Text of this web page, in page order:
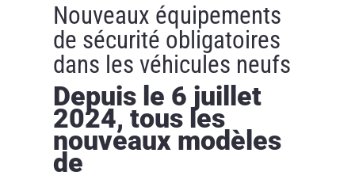
Nouveaux équipements
de sécurité obligatoires
dans les véhicules neufs
Depuis le 6 juillet
2024, tous les
nouveaux modèles
de